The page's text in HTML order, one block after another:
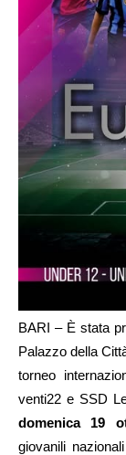
BARI – È stata
Palazzo della
torneo
venti22 e SSD
domenica 19
giovanili